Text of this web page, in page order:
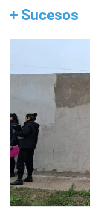
+ Sucesos